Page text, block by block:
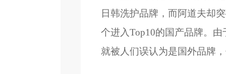
日韩洗护品牌，而阿道夫却
个进入Top10的国产品牌。
就被人们误认为是国外品牌